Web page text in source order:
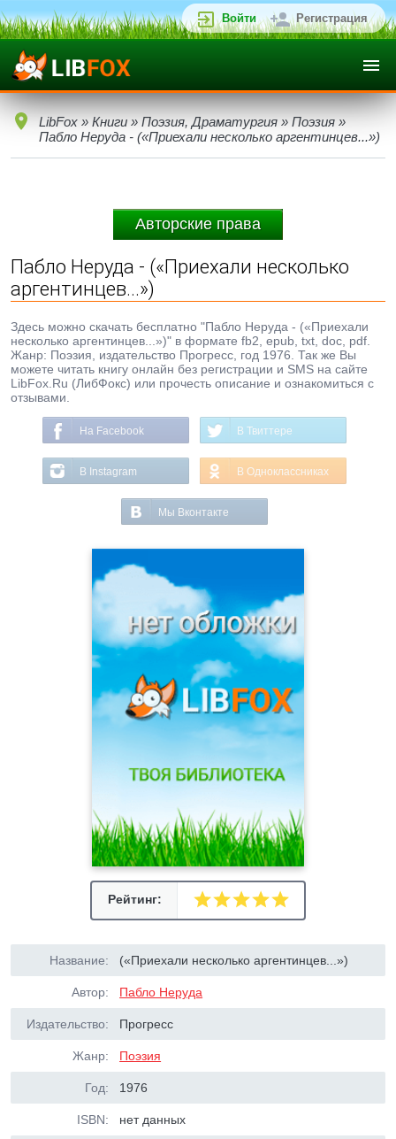
Войти Регистрация
LibFox » Книги » Поэзия, Драматургия » Поэзия »
Пабло Неруда - («Приехали несколько аргентинцев...»)
Авторские права
Пабло Неруда - («Приехали несколько
аргентинцев...»)
Здесь можно скачать бесплатно "Пабло Неруда - («Приехали
несколько аргентинцев...»)" в формате fb2, epub, txt, doc, pdf.
Жанр: Поэзия, издательство Прогресс, год 1976. Так же Вы
можете читать книгу онлайн без регистрации и SMS на сайте
LibFox.Ru (ЛибФокс) или прочесть описание и ознакомиться с
отзывами.
На Facebook В Твиттере
В Instagram В Одноклассниках
Мы Вконтакте
Рейтинг:
Название: («Приехали несколько аргентинцев...»)
Автор: Пабло Неруда
Издательство: Прогресс
Жанр: Поэзия
Год: 1976
ISBN: нет данных